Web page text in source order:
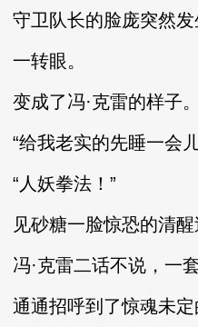
守卫队长的脸庞突然发
一转眼。
变成了冯·克雷的样子。
“给我老实的先睡一会
“人妖拳法！”
见砂糖一脸惊恐的清醒
冯·克雷二话不说，一
通通招呼到了惊魂未定